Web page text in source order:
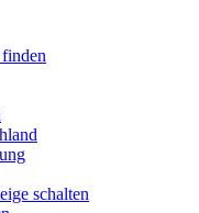
schalten